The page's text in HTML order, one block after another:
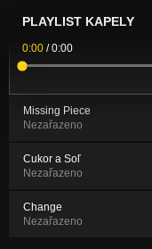
PLAYLIST KAPELY
0:00 /0:00
Missing Piece
Nezařazeno
Cukor a Soľ
Nezařazeno
Change
Nezařazeno